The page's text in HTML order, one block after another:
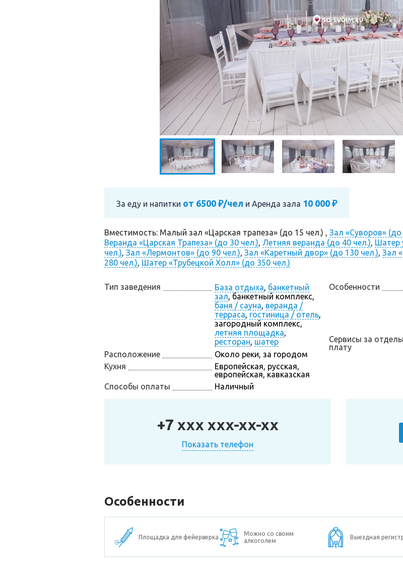
За еду и напитки от 6500 ₽/чел и Аренда зала 10 000 ₽
Вместимость: Малый зал «Царская трапеза» (до 15 чел.) , Зал «Суворов» (до
Веранда «Царская Трапеза» (до 30 чел.), Летняя веранда (до 40 чел.), Шатер
чел.), Зал «Лермонтов» (до 90 чел.), Зал «Каретный двор» (до 130 чел.), Зал
280 чел.), Шатер «Трубецкой Холл» (до 350 чел.)
Тип заведения База отдыха, банкетный
зал, банкетный комплекс,
баня / сауна, веранда /
терраса, гостиница / отель,
загородный комплекс,
летняя площадка,
ресторан, шатер
Расположение
Около реки, за городом
Кухня
Европейская, русская,
европейская, кавказская
Способы оплаты
Наличный
Особенности
Сервисы за
плату
+7 xxx xxx-xx-xx
Показать телефон
Особенности
Площадка для фейерверка
Можно со своим
алкоголем
Выездная